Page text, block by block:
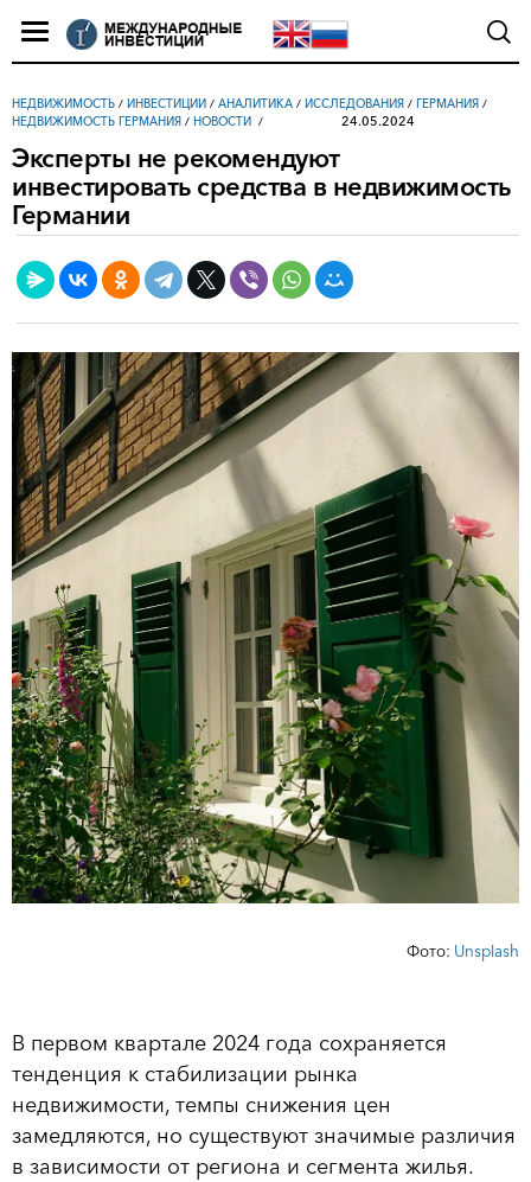
НЕДВИЖИМОСТЬ / ИНВЕСТИЦИИ / АНАЛИТИКА / ИССЛЕДОВАНИЯ / ГЕРМАНИЯ /
НЕДВИЖИМОСТЬ ГЕРМАНИЯ / НОВОСТИ 24.05.2024
Эксперты не рекомендуют
инвестировать средства в недвижимость
Германии
Фото: Unsplash
В первом квартале 2024 года сохраняется
тенденция к стабилизации рынка
недвижимости, темпы снижения цен
замедляются, но существуют значимые различия
в зависимости от региона и сегмента жилья.